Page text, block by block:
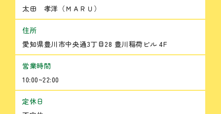
太田 孝洋（ＭＡＲＵ）
住所
愛知県豊川市中央通3丁目28 豊川稲荷ビル 4F
営業時間
10:00~22:00
定休日